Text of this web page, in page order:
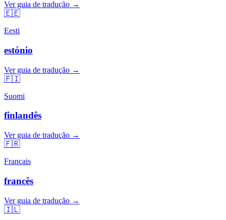
Ver guia de tradução →
🇪🇪
Eesti
estónio
Ver guia de tradução →
🇫🇮
Suomi
finlandês
Ver guia de tradução →
🇫🇷
Français
francês
Ver guia de tradução →
🇮🇱